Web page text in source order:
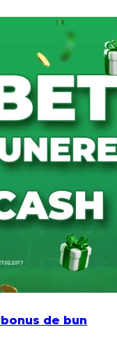
de bun